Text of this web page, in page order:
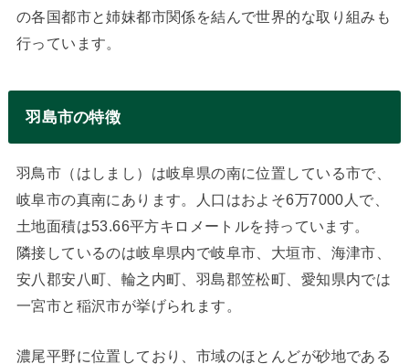
の各国都市と姉妹都市関係を結んで世界的な取り組みも
行っています。
羽島市の特徴
羽鳥市（はしまし）は岐阜県の南に位置している市で、
岐阜市の真南にあります。人口はおよそ6万7000人で、
土地面積は53.66平方キロメートルを持っています。
隣接しているのは岐阜県内で岐阜市、大垣市、海津市、
安八郡安八町、輪之内町、羽島郡笠松町、愛知県内では
一宮市と稲沢市が挙げられます。
濃尾平野に位置しており、市域のほとんどが砂地である